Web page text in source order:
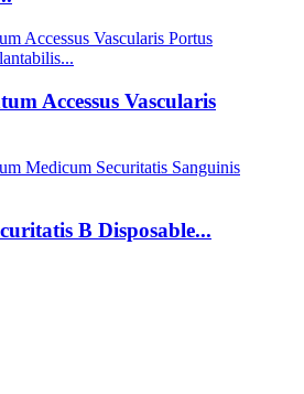
Accessus Vascularis
B Disposable...